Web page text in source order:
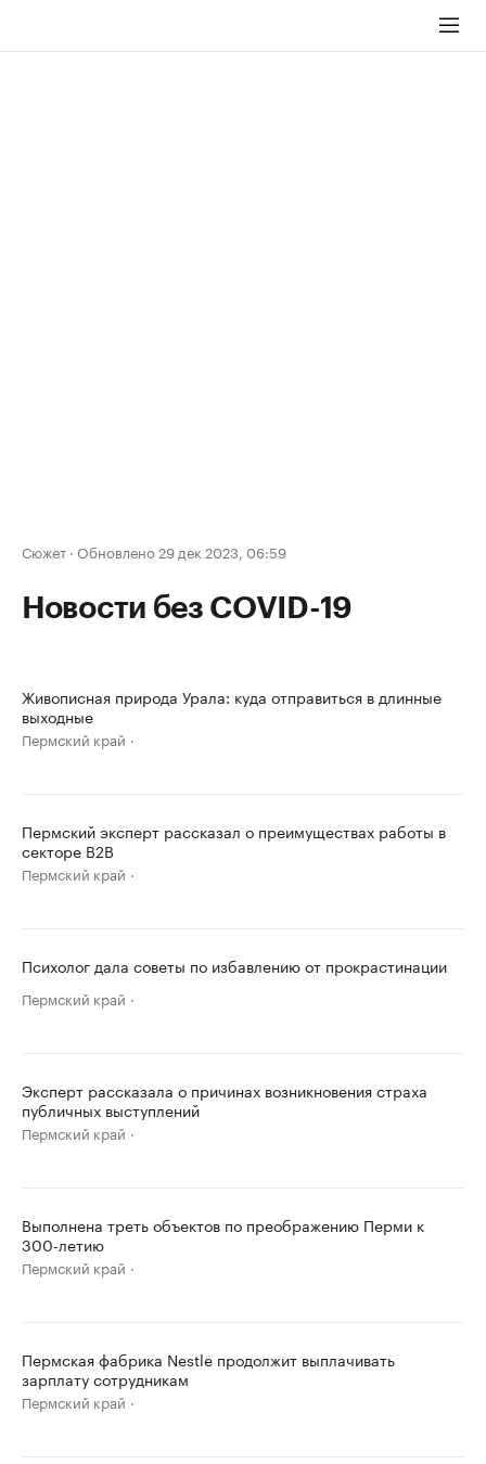
Сюжет · Обновлено 29 дек 2023, 06:59
Новости без COVID-19
Живописная природа Урала: куда отправиться в длинные
выходные
Пермский край
Пермский эксперт рассказал о преимуществах работы в
секторе B2B
Пермский край
Психолог дала советы по избавлению от прокрастинации
Пермский край
Эксперт рассказала о причинах возникновения страха
публичных выступлений
Пермский край
Выполнена треть объектов по преображению Перми к
300-летию
Пермский край
Пермская фабрика Nestle продолжит выплачивать
зарплату сотрудникам
Пермский край